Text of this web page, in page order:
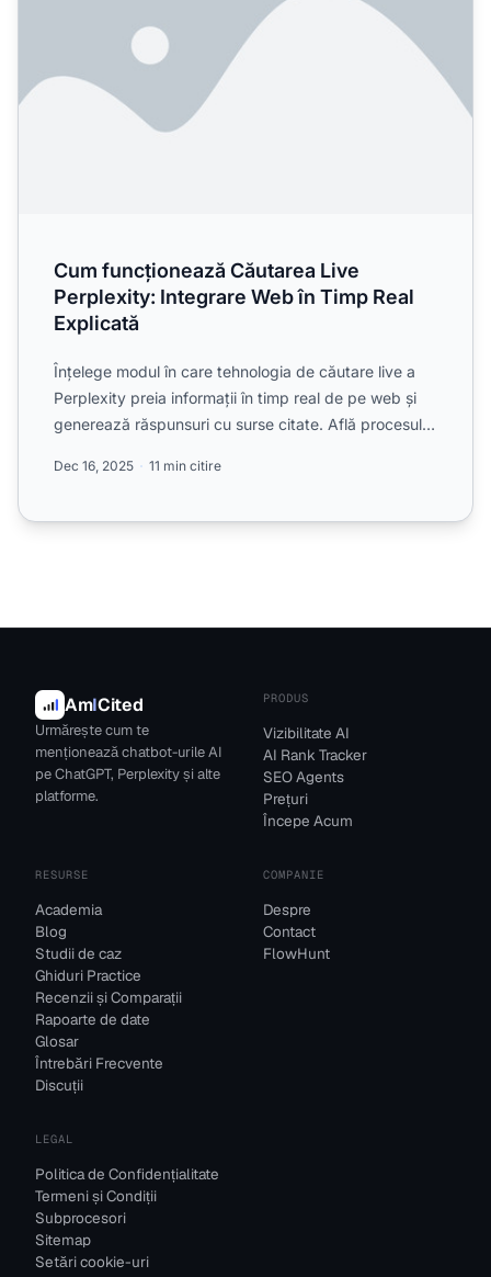
Cum funcționează Căutarea Live
Perplexity: Integrare Web în Timp Real
Explicată
Înțelege modul în care tehnologia de căutare live a
Perplexity preia informații în timp real de pe web și
generează răspunsuri cu surse citate. Află procesul
Dec 16, 2025 11 min citire
AmICited
Urmărește cum te
menționează chatbot-urile AI
pe ChatGPT, Perplexity și alte
platforme.
PRODUS
Vizibilitate AI
AI Rank Tracker
SEO Agents
Prețuri
Începe Acum
RESURSE
Academia
Blog
Studii de caz
Ghiduri Practice
Recenzii și Comparații
Rapoarte de date
Glosar
Întrebări Frecvente
Discuții
COMPANIE
Despre
Contact
FlowHunt
LEGAL
Politica de Confidențialitate
Termeni și Condiții
Subprocesori
Sitemap
Setări cookie-uri